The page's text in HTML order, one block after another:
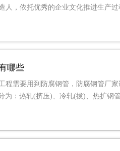
人，依托优秀的企业文化推进生产
哪些
程需要用到防腐钢管，防腐钢管厂
为：热轧(挤压)、冷轧(拔)、热扩钢